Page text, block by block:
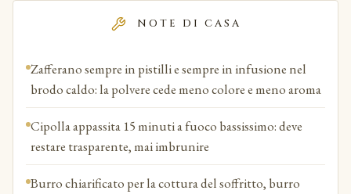
NOTE DI CASA
Zafferano sempre in pistilli e sempre in infusione nel
brodo caldo: la polvere cede meno colore e meno aroma
Cipolla appassita 15 minuti a fuoco bassissimo: deve
restare trasparente, mai imbrunire
Burro chiarificato per la cottura del soffritto, burro